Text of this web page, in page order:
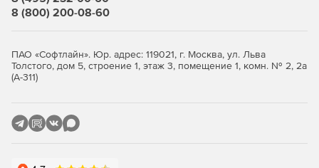
TDMS.
TDMS Viewer – встроенное средство просмотра
В состав TDMS также входят программные интерфейсы и
модули. Интерфейсы позволяют синхронизировать
информации внешними приложениями. С TDMS
8 (800) 200-08-60
ПАО «Софтлайн». Юр. адрес: 119021, г. Москва, ул. Льва
Толстого, дом 5, строение 1, этаж 3, помещение 1, комн. № 2, 2а
(А-311)